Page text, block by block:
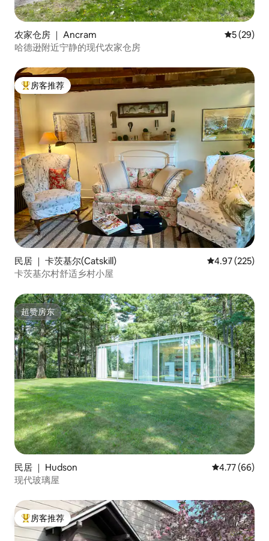
农家仓房 ｜ Ancram 平均评分
5 (29)
哈德逊附近宁静的现代农家仓房
热门「房客推荐」
房客推荐
民居 ｜ 卡茨基尔(Catskill) 平均评分 4.97
4.97 (225)
卡茨基尔村舒适乡村小屋
超赞房东
超赞房东
民居 ｜ Hudson 平均评分
4.77 (66)
现代玻璃屋
热门「房客推荐」
房客推荐